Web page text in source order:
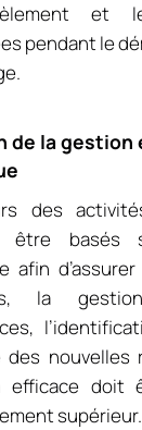
et
pendant le
de la
des
être basés
afin
la
des nouvelles
efficace doit
supérieur.